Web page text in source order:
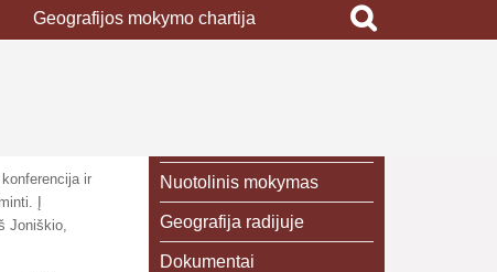
Geografijos mokymo chartija
ir
Joniškio,
Nuotolinis mokymas
Geografija radijuje
Dokumentai